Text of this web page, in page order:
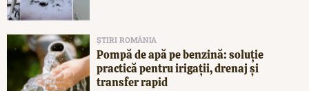
ȘTIRI ROMÂNIA
Pompă de apă pe benzină: soluție
practică pentru irigații, drenaj și
transfer rapid